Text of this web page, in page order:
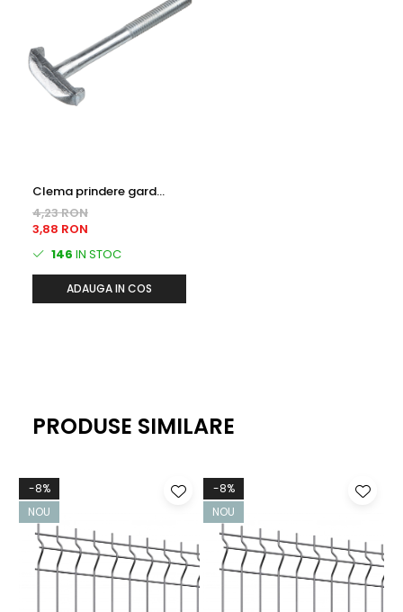
Clema prindere gard
bordurat Tip T - zincata,
antifurt
4,23 RON
3,88 RON
146 IN STOC
ADAUGA IN COS
PRODUSE SIMILARE
-8%
NOU
-8%
NOU